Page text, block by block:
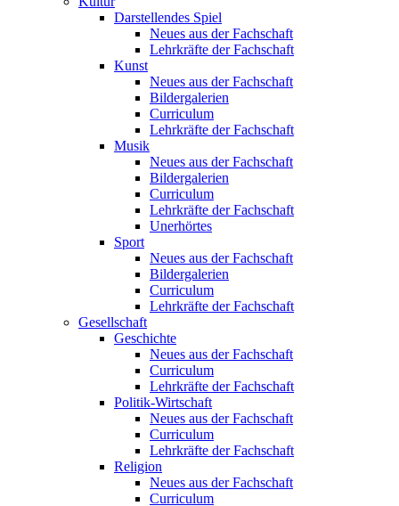
Darstellendes Spiel
Neues aus der Fachschaft
Lehrkräfte der Fachschaft
Kunst
Neues aus der Fachschaft
Bildergalerien
Curriculum
Lehrkräfte der Fachschaft
Musik
Neues aus der Fachschaft
Bildergalerien
Curriculum
Lehrkräfte der Fachschaft
Unerhörtes
Sport
Neues aus der Fachschaft
Bildergalerien
Curriculum
Lehrkräfte der Fachschaft
Gesellschaft
Geschichte
Neues aus der Fachschaft
Curriculum
Lehrkräfte der Fachschaft
Politik-Wirtschaft
Neues aus der Fachschaft
Curriculum
Lehrkräfte der Fachschaft
Religion
Neues aus der Fachschaft
Curriculum